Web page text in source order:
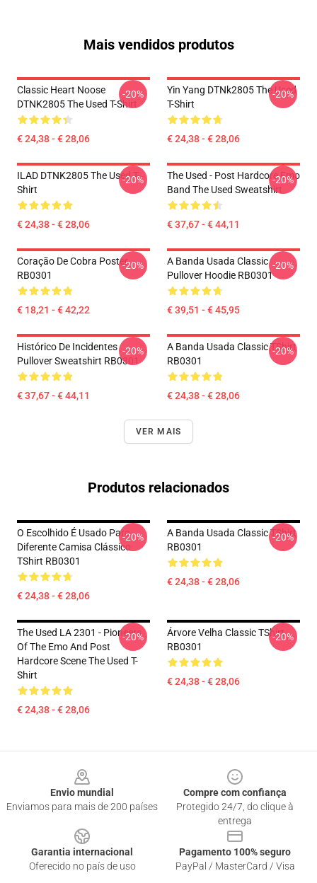
Mais vendidos produtos
Classic Heart Noose
DTNK2805 The Used T-Shirt
€ 24,38 - € 28,06
-20%
Yin Yang DTNk2805 The Used
T-Shirt
€ 24,38 - € 28,06
-20%
ILAD DTNK2805 The Used T-
Shirt
€ 24,38 - € 28,06
-20%
The Used - Post Hardcore Emo
Band The Used Sweatshirt
€ 37,67 - € 44,11
-20%
Coração De Cobra Poster
RB0301
€ 18,21 - € 42,22
-20%
A Banda Usada Classic
Pullover Hoodie RB0301
€ 39,51 - € 45,95
-20%
Histórico De Incidentes
Pullover Sweatshirt RB0301
€ 37,67 - € 44,11
-20%
A Banda Usada Classic TShirt
RB0301
€ 24,38 - € 28,06
-20%
VER MAIS
Produtos relacionados
O Escolhido É Usado Para
Diferente Camisa Clássico
TShirt RB0301
€ 24,38 - € 28,06
-20%
A Banda Usada Classic TShirt
RB0301
€ 24,38 - € 28,06
-20%
The Used LA 2301 - Pioneers
Of The Emo And Post
Hardcore Scene The Used T-
Shirt
€ 24,38 - € 28,06
-20%
Árvore Velha Classic TShirt
RB0301
€ 24,38 - € 28,06
-20%
Envio mundial
Enviamos para mais de 200 países
Compre com confiança
Protegido 24/7, do clique à
entrega
Garantia internacional
Oferecido no país de uso
Pagamento 100% seguro
PayPal / MasterCard / Visa